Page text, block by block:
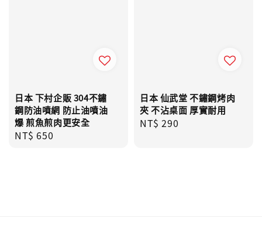
日本 下村企販 304不鏽
鋼防油噴網 防止油噴油
爆 煎魚煎肉更安全
Regular
NT$ 650
日本 仙武堂 不鏽鋼烤肉
夾 不沾桌面 厚實耐用
Regular
NT$ 290